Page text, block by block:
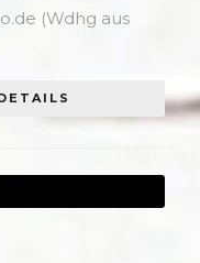
(Wdhg aus